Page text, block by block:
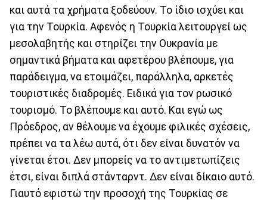
και αυτά τα χρήματα ξοδεύουν. Το ίδιο ισχύει και
για την Τουρκία. Αφενός η Τουρκία λειτουργεί ως
μεσολαβητής και στηρίζει την Ουκρανία με
σημαντικά βήματα και αφετέρου βλέπουμε, για
παράδειγμα, να ετοιμάζει, παράλληλα, αρκετές
τουριστικές διαδρομές. Ειδικά για τον ρωσικό
τουρισμό. Το βλέπουμε και αυτό. Και εγώ ως
Πρόεδρος, αν θέλουμε να έχουμε φιλικές σχέσεις,
πρέπει να τα λέω αυτά, ότι δεν είναι δυνατόν να
γίνεται έτσι. Δεν μπορείς να το αντιμετωπίζεις
έτσι, είναι διπλά στάνταρντ. Δεν είναι δίκαιο αυτό.
Γιαυτό εφιστώ την προσοχή της Τουρκίας σε